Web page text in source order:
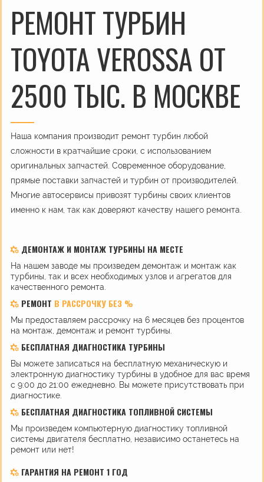
РЕМОНТ ТУРБИН
TOYOTA VEROSSA ОТ
2500 ТЫС. В МОСКВЕ
Наша компания производит ремонт турбин любой
сложности в кратчайшие сроки, с использованием
оригинальных запчастей. Современное оборудование,
прямые поставки запчастей и турбин от производителей.
Многие автосервисы привозят турбины своих клиентов
именно к нам, так как доверяют качеству нашего ремонта.
ДЕМОНТАЖ И МОНТАЖ ТУРБИНЫ НА МЕСТЕ
На нашем заводе мы произведем демонтаж и монтаж как
турбины, так и всех необходимых узлов и агрегатов для
качественного ремонта.
РЕМОНТ В РАССРОЧКУ БЕЗ %
Мы предоставляем рассрочку на 6 месяцев без процентов
на монтаж, демонтаж и ремонт турбины.
БЕСПЛАТНАЯ ДИАГНОСТИКА ТУРБИНЫ
Вы можете записаться на бесплатную механическую и
электронную диагностику турбины в удобное для вас время
с 9:00 до 21:00 ежедневно. Вы можете присутствовать при
диагностике.
БЕСПЛАТНАЯ ДИАГНОСТИКА ТОПЛИВНОЙ СИСТЕМЫ
Мы произведем компьютерную диагностику топливной
системы двигателя бесплатно, независимо останетесь на
ремонт или нет!
ГАРАНТИЯ НА РЕМОНТ 1 ГОД